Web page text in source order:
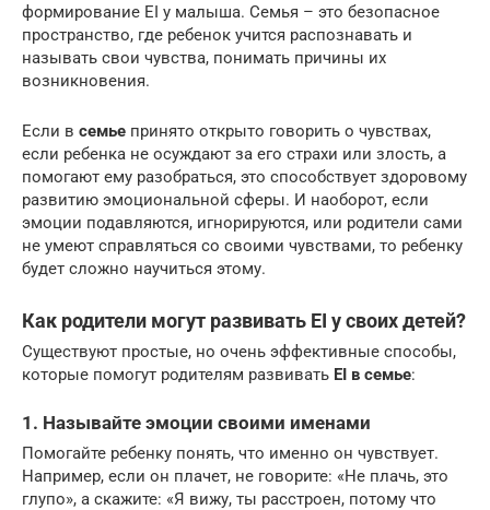
формирование EI у малыша. Семья – это безопасное
пространство, где ребенок учится распознавать и
называть свои чувства, понимать причины их
возникновения.
Если в семье принято открыто говорить о чувствах,
если ребенка не осуждают за его страхи или злость, а
помогают ему разобраться, это способствует здоровому
развитию эмоциональной сферы. И наоборот, если
эмоции подавляются, игнорируются, или родители сами
не умеют справляться со своими чувствами, то ребенку
будет сложно научиться этому.
Как родители могут развивать EI у своих детей?
Существуют простые, но очень эффективные способы,
которые помогут родителям развивать EI в семье:
1. Называйте эмоции своими именами
Помогайте ребенку понять, что именно он чувствует.
Например, если он плачет, не говорите: «Не плачь, это
глупо», а скажите: «Я вижу, ты расстроен, потому что